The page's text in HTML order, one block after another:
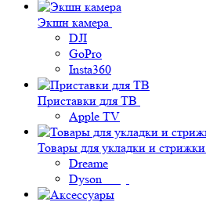
Экшн камера
DJI
GoPro
Insta360
Приставки для ТВ
Apple TV
Товары для укладки и стрижки
Dreame
Dyson